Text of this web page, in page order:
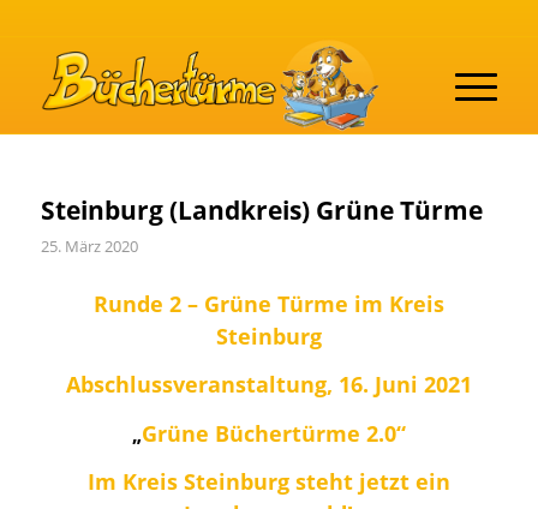
Steinburg (Landkreis) Grüne Türme
25. März 2020
Runde 2 – Grüne Türme im Kreis
Steinburg
Abschlussveranstaltung, 16. Juni 2021
„Grüne Büchertürme 2.0“
Im Kreis Steinburg steht jetzt ein